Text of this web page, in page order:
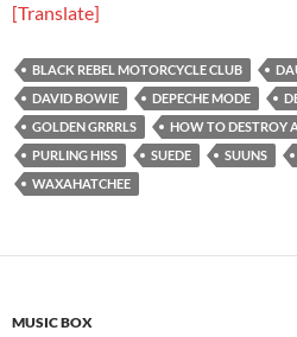
[Translate]
BLACK REBEL MOTORCYCLE CLUB
DAVID BOWIE
DEPECHE MODE
GOLDEN GRRRLS
HOW TO DESTROY
PURLING HISS
SUEDE SUUNS
WAXAHATCHEE
MUSIC BOX